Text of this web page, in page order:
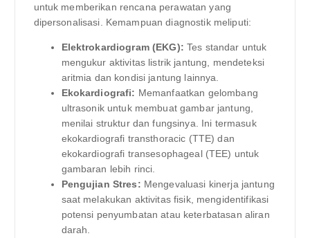
untuk memberikan rencana perawatan yang
dipersonalisasi. Kemampuan diagnostik meliputi:
Elektrokardiogram (EKG): Tes standar untuk
mengukur aktivitas listrik jantung, mendeteksi
aritmia dan kondisi jantung lainnya.
Ekokardiografi: Memanfaatkan gelombang
ultrasonik untuk membuat gambar jantung,
menilai struktur dan fungsinya. Ini termasuk
ekokardiografi transthoracic (TTE) dan
ekokardiografi transesophageal (TEE) untuk
gambaran lebih rinci.
Pengujian Stres: Mengevaluasi kinerja jantung
saat melakukan aktivitas fisik, mengidentifikasi
potensi penyumbatan atau keterbatasan aliran
darah.